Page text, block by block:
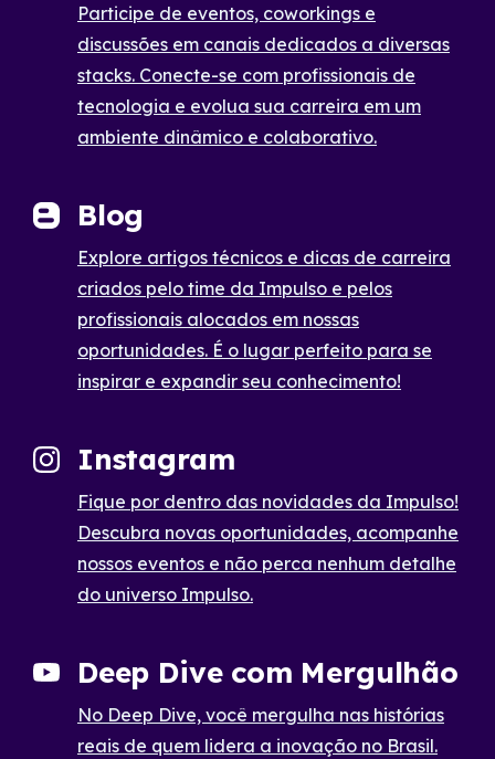
Participe de eventos, coworkings e
discussões em canais dedicados a diversas
stacks. Conecte-se com profissionais de
tecnologia e evolua sua carreira em um
ambiente dinâmico e colaborativo.
Blog
Explore artigos técnicos e dicas de carreira
criados pelo time da Impulso e pelos
profissionais alocados em nossas
oportunidades. É o lugar perfeito para se
inspirar e expandir seu conhecimento!
Instagram
Fique por dentro das novidades da Impulso!
Descubra novas oportunidades, acompanhe
nossos eventos e não perca nenhum detalhe
do universo Impulso.
Deep Dive com Mergulhão
No Deep Dive, você mergulha nas histórias
reais de quem lidera a inovação no Brasil.